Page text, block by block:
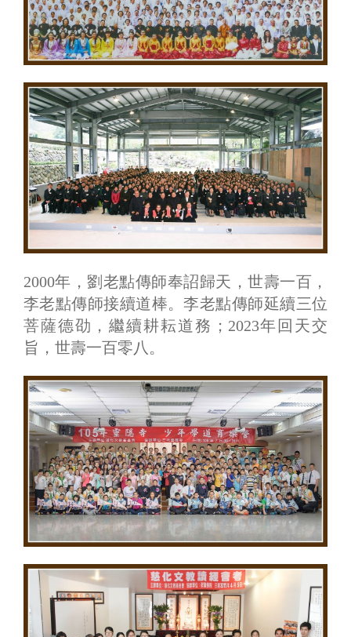
2000年，劉老點傳師奉詔歸天，世壽一百，
李老點傳師接續道棒。李老點傳師延續三位
菩薩德劭，繼續耕耘道務；2023年回天交
旨，世壽一百零八。